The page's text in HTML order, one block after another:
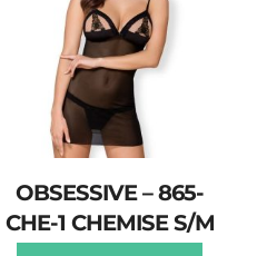
OBSESSIVE – 865-
CHE-1 CHEMISE S/M